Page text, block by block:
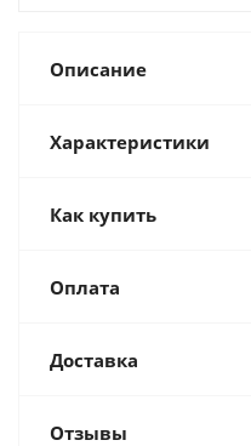
Описание
Характеристики
Как купить
Оплата
Доставка
Отзывы